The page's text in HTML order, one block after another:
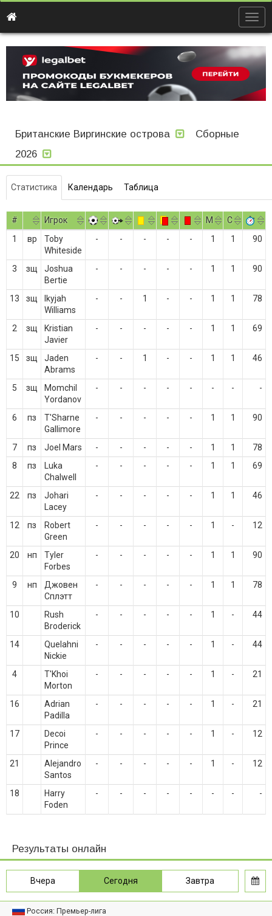
Британские Виргинские острова
Сборные
2026
Статистика Календарь Таблица
# Игрок M
С
1
вр
Toby
Whiteside
- - - - - 1 1 90
3 зщ
Joshua
Bertie
- - - - - 1 1 90
13 зщ
Ikyjah
Williams
- - 1 - - 1 1 78
2 зщ
Kristian
Javier
- - - - - 1 1 69
15 зщ
Jaden
Abrams
- - 1 - - 1 1 46
5 зщ
Momchil
Yordanov
- - - - - - - -
6 пз
T'Sharne
Gallimore
- - - - - 1 1 90
7 пз Joel Mars - - - - - 1 1
78
8
пз
Luka
Chalwell
- - - - - 1 1 69
22 пз
Johari
Lacey
- - - - - 1 1 46
12 пз
Robert
Green
- - - - - 1 - 12
20 нп
Tyler
Forbes
- - - - - 1 1 90
9 нп
Джовен
Сплэтт
- - - - - 1 1 78
10
Rush
Broderick
- - - - - 1 - 44
14
Quelahni
Nickie
- - - - - 1 - 44
4
T'Khoi
Morton
- - - - - 1 - 21
16
Adrian
Padilla
- - - - - 1 - 21
17
Decoi
Prince
- - - - - 1 - 12
21
Alejandro
Santos
- - - - - 1 - 12
18
Harry
Foden
- - - - - - - -
Результаты онлайн
Вчера Сегодня Завтра
Россия: Премьер-лига